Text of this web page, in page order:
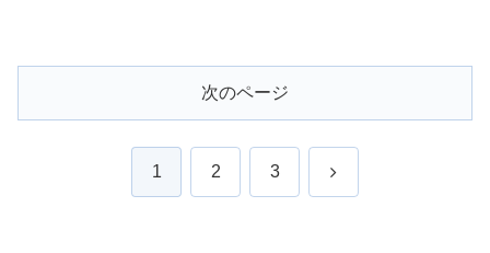
次のページ
1 2 3 次